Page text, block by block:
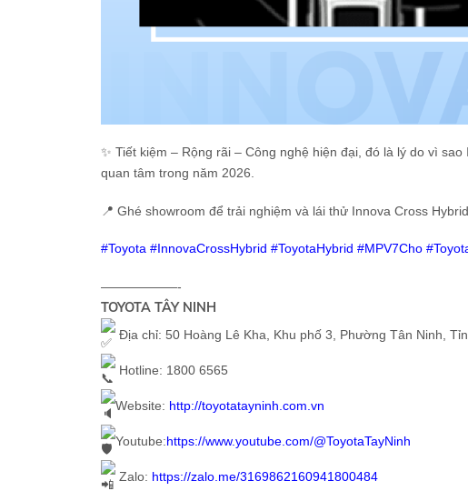
✨ Tiết kiệm – Rộng rãi – Công nghệ hiện đại, đó là lý do vì
quan tâm trong năm 2026.
📍 Ghé showroom để trải nghiệm và lái thử Innova Cross
#Toyota #InnovaCrossHybrid #ToyotaHybrid #MPV7Cho
——————-
TOYOTA TÂY NINH
Địa chỉ: 50 Hoàng Lê Kha, Khu phố 3, Phường Tân Ninh,
Hotline: 1800 6565
Website: http://toyotatayninh.com.vn
Youtube:https://www.youtube.com/@ToyotaTayNinh
Zalo: https://zalo.me/3169862160941800484